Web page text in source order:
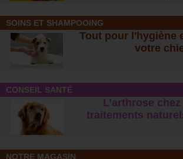
SOINS ET SHAMPOOING
Tout pour l'hygiène
votre
CONSEIL SANTÉ
L’arthrose
traitements
NOTRE MAGASIN